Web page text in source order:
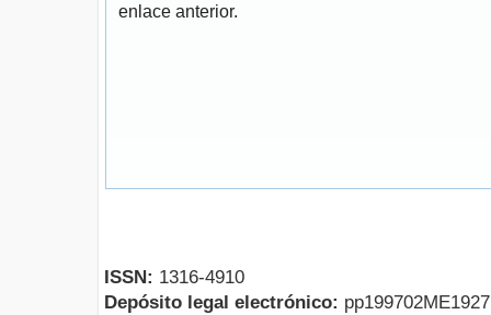
enlace anterior.
ISSN: 1316-4910
Depósito legal electrónico: